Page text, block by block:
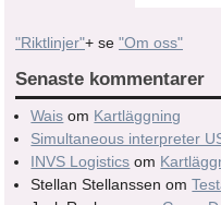
"Riktlinjer"+ se "Om oss"
Senaste kommentarer
Wais om Kartläggning
Simultaneous interpreter
INVS Logistics om
Stellan Stellanssen om